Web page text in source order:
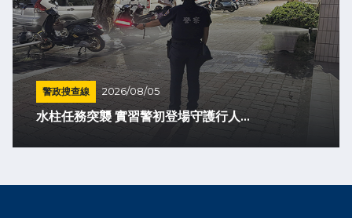
警政搜查線 2026/08/05
水柱任務突襲 實習警初登場守護行人...